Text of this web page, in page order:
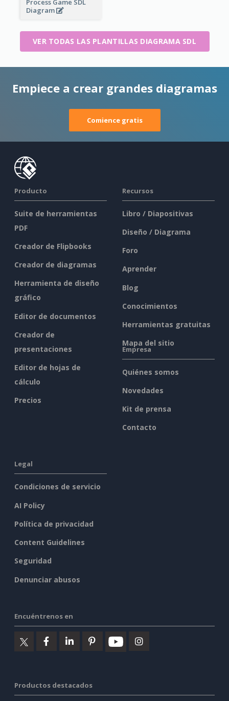
Process Game SDL
Diagram
VER TODAS LAS PLANTILLAS DIAGRAMA SDL
Empiece a crear grandes diagramas
Comience gratis
Producto
Suite de herramientas
PDF
Creador de Flipbooks
Creador de diagramas
Herramienta de diseño
gráfico
Editor de documentos
Creador de
presentaciones
Editor de hojas de
cálculo
Precios
Recursos
Libro / Diapositivas
Diseño / Diagrama
Foro
Aprender
Blog
Conocimientos
Herramientas gratuitas
Mapa del sitio
Empresa
Quiénes somos
Novedades
Kit de prensa
Contacto
Legal
Condiciones de servicio
AI Policy
Política de privacidad
Content Guidelines
Seguridad
Denunciar abusos
Encuéntrenos en
Productos destacados